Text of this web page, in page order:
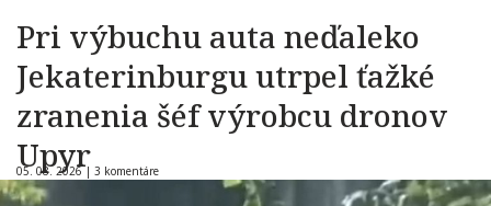
Pri výbuchu auta neďaleko
Jekaterinburgu utrpel ťažké
zranenia šéf výrobcu dronov
Upyr
05. 08. 2026 | 3 komentáre